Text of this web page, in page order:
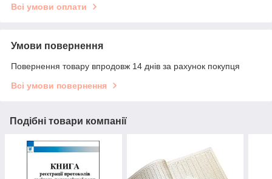
Всі умови оплати
Умови повернення
Повернення товару впродовж 14 днів за рахунок покупця
Всі умови повернення
Подібні товари компанії